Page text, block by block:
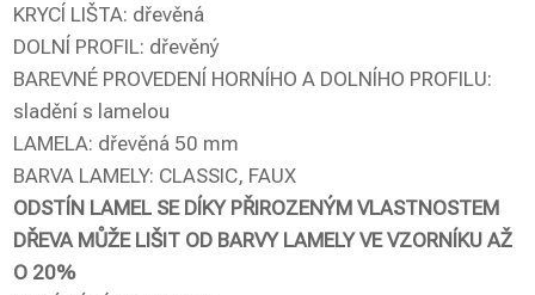
KRYCÍ LIŠTA: dřevěná
DOLNÍ PROFIL: dřevěný
BAREVNÉ PROVEDENÍ HORNÍHO A DOLNÍHO PROFILU:
sladění s lamelou
LAMELA: dřevěná 50 mm
BARVA LAMELY: CLASSIC, FAUX
ODSTÍN LAMEL SE DÍKY PŘIROZENÝM VLASTNOSTEM
DŘEVA MŮŽE LIŠIT OD BARVY LAMELY VE VZORNÍKU AŽ
O 20%